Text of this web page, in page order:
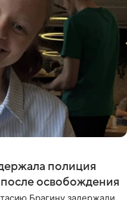
полиция
освобождения